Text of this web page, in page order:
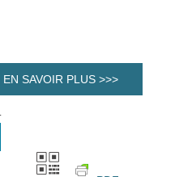
EN SAVOIR PLUS >>>